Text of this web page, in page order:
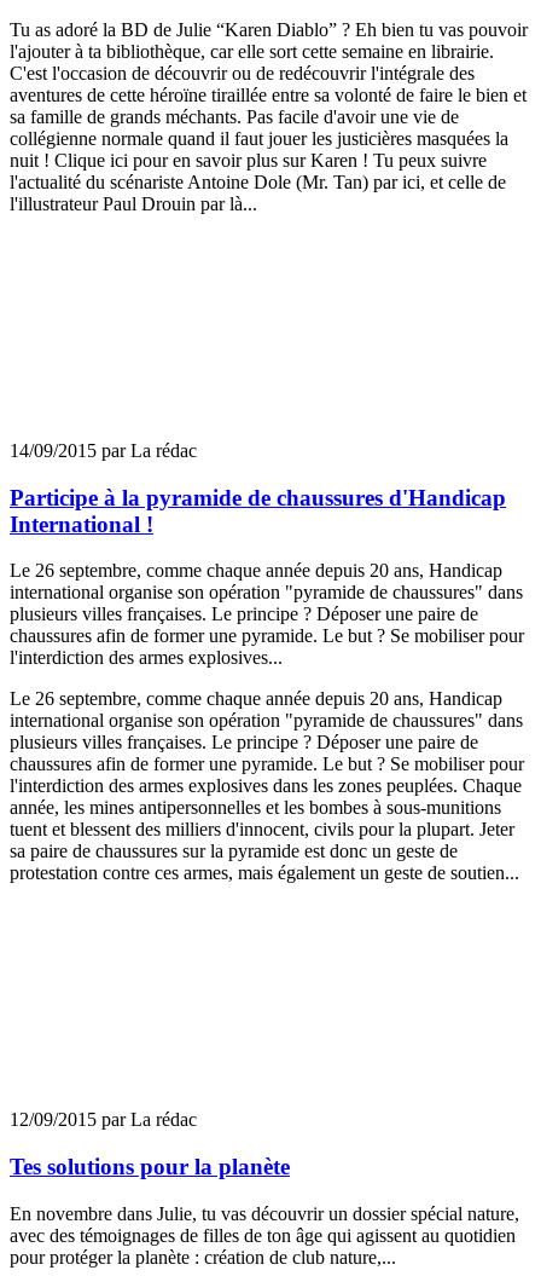
Tu as adoré la BD de Julie “Karen Diablo” ? Eh bien tu vas pouvoir
l'ajouter à ta bibliothèque, car elle sort cette semaine en librairie.
C'est l'occasion de découvrir ou de redécouvrir l'intégrale des
aventures de cette héroïne tiraillée entre sa volonté de faire le bien et
sa famille de grands méchants. Pas facile d'avoir une vie de
collégienne normale quand il faut jouer les justicières masquées la
nuit ! Clique ici pour en savoir plus sur Karen ! Tu peux suivre
l'actualité du scénariste Antoine Dole (Mr. Tan) par ici, et celle de
l'illustrateur Paul Drouin par là...
14/09/2015 par La rédac
Participe à la pyramide de chaussures d'Handicap
International !
Le 26 septembre, comme chaque année depuis 20 ans, Handicap
international organise son opération "pyramide de chaussures" dans
plusieurs villes françaises. Le principe ? Déposer une paire de
chaussures afin de former une pyramide. Le but ? Se mobiliser pour
l'interdiction des armes explosives...
Le 26 septembre, comme chaque année depuis 20 ans, Handicap
international organise son opération "pyramide de chaussures" dans
plusieurs villes françaises. Le principe ? Déposer une paire de
chaussures afin de former une pyramide. Le but ? Se mobiliser pour
l'interdiction des armes explosives dans les zones peuplées. Chaque
année, les mines antipersonnelles et les bombes à sous-munitions
tuent et blessent des milliers d'innocent, civils pour la plupart. Jeter
sa paire de chaussures sur la pyramide est donc un geste de
protestation contre ces armes, mais également un geste de soutien...
12/09/2015 par La rédac
Tes solutions pour la planète
En novembre dans Julie, tu vas découvrir un dossier spécial nature,
avec des témoignages de filles de ton âge qui agissent au quotidien
pour protéger la planète : création de club nature,...